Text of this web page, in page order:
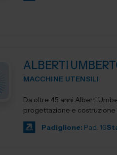
ALBERTI
MACCHINE UTENSILI
Da oltre 45 anni Alberti
progettazione e
Padiglione: Pad. 16